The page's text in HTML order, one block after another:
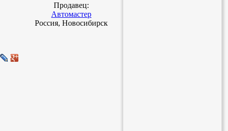
Продавец:
Автомастер
Россия, Новосибирск